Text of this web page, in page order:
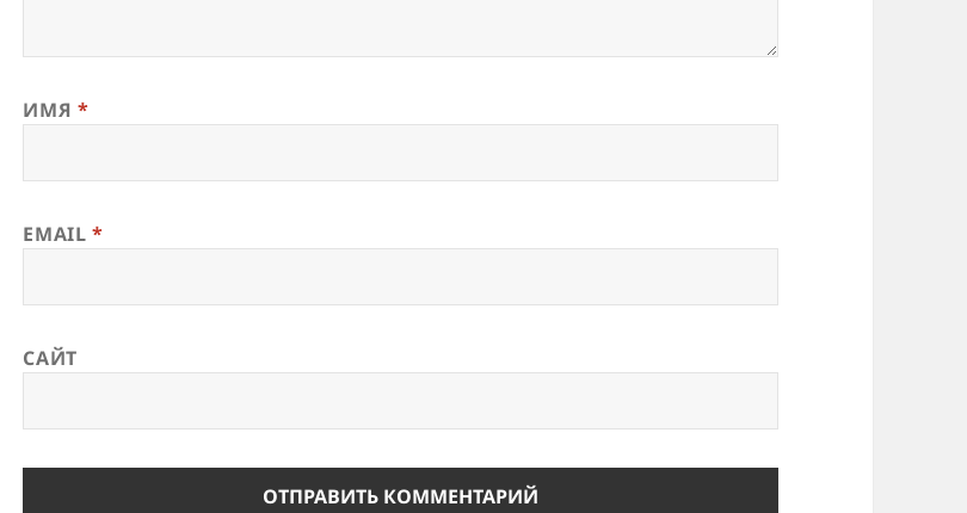
ИМЯ *
EMAIL*
САЙТ